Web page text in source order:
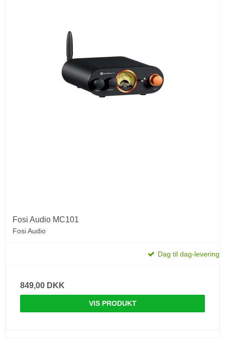
Fosi Audio MC101
Fosi Audio
Dag til dag-levering
849,00 DKK
VIS PRODUKT